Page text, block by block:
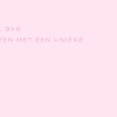
BAG
MET EEN UNIEKE